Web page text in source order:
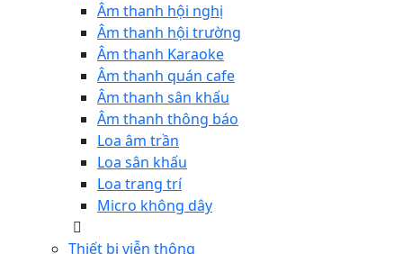
Âm thanh hội nghị
Âm thanh hội trường
Âm thanh Karaoke
Âm thanh quán cafe
Âm thanh sân khấu
Âm thanh thông báo
Loa âm trần
Loa sân khấu
Loa trang trí
Micro không dây
Thiết bị viễn thông